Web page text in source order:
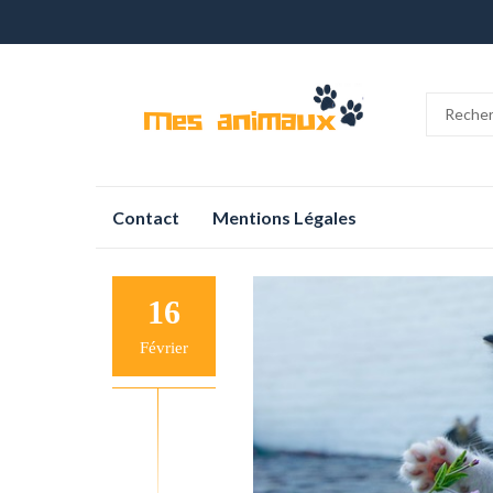
Contact Mentions Légales
16
Février